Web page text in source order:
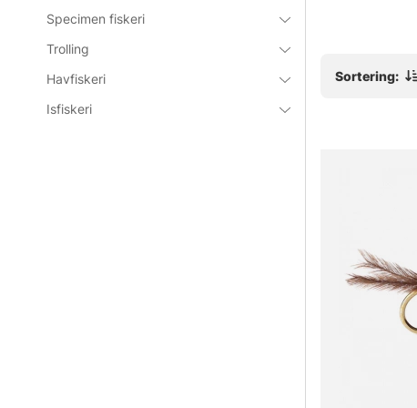
Specimen fiskeri
Trolling
Havfiskeri
Isfiskeri
Sortering: